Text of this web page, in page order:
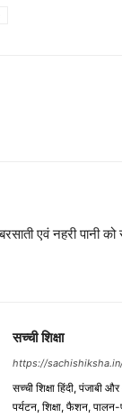
एवं नहरी पानी
सच्ची शिक्षा
https://
सच्ची शिक्षा हिंदी, पंजाबी
पर्यटन, शिक्षा, फैशन,